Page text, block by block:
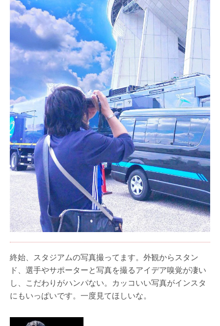
終始、スタジアムの写真撮ってます。外観からスタン
ド、選手やサポーターと写真を撮るアイデア嗅覚が凄い
し、こだわりがハンパない。カッコいい写真がインスタ
にもいっぱいです。一度見てほしいな。